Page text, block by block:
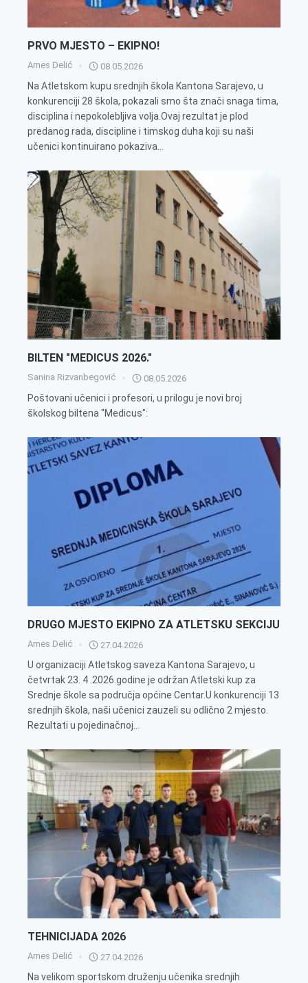
PRVO MJESTO – EKIPNO!
Arnes Delić 08.05.2026
Na Atletskom kupu srednjih škola Kantona Sarajevo, u
konkurenciji 28 škola, pokazali smo šta znači snaga tima,
disciplina i nepokolebljiva volja.Ovaj rezultat je plod
predanog rada, discipline i timskog duha koji su naši
učenici kontinuirano pokaziva...
BILTEN "MEDICUS 2026."
Sanina Rizvanbegović 08.05.2026
Poštovani učenici i profesori, u prilogu je novi broj
školskog biltena "Medicus":
DRUGO MJESTO EKIPNO ZA ATLETSKU SEKCIJU
Arnes Delić 27.04.2026
U organizaciji Atletskog saveza Kantona Sarajevo, u
četvrtak 23. 4 .2026.godine je održan Atletski kup za
Srednje škole sa područja općine Centar.U konkurenciji 13
srednjih škola, naši učenici zauzeli su odlično 2 mjesto.
Rezultati u pojedinačnoj...
TEHNICIJADA 2026
Arnes Delić 27.04.2026
Na velikom sportskom druženju učenika srednjih